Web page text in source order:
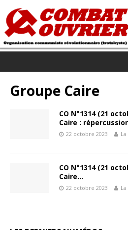
Groupe Caire
CO N°1314 (21
Caire :
22 octobre 2023
CO N°1314 (21
Caire…
22 octobre 2023